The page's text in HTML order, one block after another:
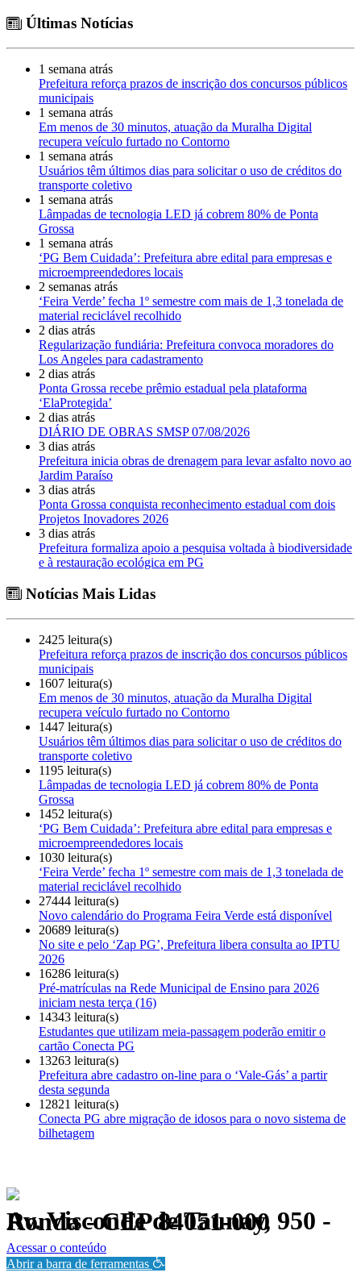
Últimas Notícias
1 semana atrás
Prefeitura reforça prazos de inscrição dos concursos públicos
municipais
1 semana atrás
Em menos de 30 minutos, atuação da Muralha Digital
recupera veículo furtado no Contorno
1 semana atrás
Usuários têm últimos dias para solicitar o uso de créditos do
transporte coletivo
1 semana atrás
Lâmpadas de tecnologia LED já cobrem 80% de Ponta
Grossa
1 semana atrás
‘PG Bem Cuidada’: Prefeitura abre edital para empresas e
microempreendedores locais
2 semanas atrás
‘Feira Verde’ fecha 1º semestre com mais de 1,3 tonelada de
material reciclável recolhido
2 dias atrás
Regularização fundiária: Prefeitura convoca moradores do
Los Angeles para cadastramento
2 dias atrás
Ponta Grossa recebe prêmio estadual pela plataforma
‘ElaProtegida’
2 dias atrás
DIÁRIO DE OBRAS SMSP 07/08/2026
3 dias atrás
Prefeitura inicia obras de drenagem para levar asfalto novo ao
Jardim Paraíso
3 dias atrás
Ponta Grossa conquista reconhecimento estadual com dois
Projetos Inovadores 2026
3 dias atrás
Prefeitura formaliza apoio a pesquisa voltada à biodiversidade
e à restauração ecológica em PG
Notícias Mais Lidas
2425 leitura(s)
Prefeitura reforça prazos de inscrição dos concursos públicos
municipais
1607 leitura(s)
Em menos de 30 minutos, atuação da Muralha Digital
recupera veículo furtado no Contorno
1447 leitura(s)
Usuários têm últimos dias para solicitar o uso de créditos do
transporte coletivo
1195 leitura(s)
Lâmpadas de tecnologia LED já cobrem 80% de Ponta
Grossa
1452 leitura(s)
‘PG Bem Cuidada’: Prefeitura abre edital para empresas e
microempreendedores locais
1030 leitura(s)
‘Feira Verde’ fecha 1º semestre com mais de 1,3 tonelada de
material reciclável recolhido
27444 leitura(s)
Novo calendário do Programa Feira Verde está disponível
20689 leitura(s)
No site e pelo ‘Zap PG’, Prefeitura libera consulta ao IPTU
2026
16286 leitura(s)
Pré-matrículas na Rede Municipal de Ensino para 2026
iniciam nesta terça (16)
14343 leitura(s)
Estudantes que utilizam meia-passagem poderão emitir o
cartão Conecta PG
13263 leitura(s)
Prefeitura abre cadastro on-line para o ‘Vale-Gás’ a partir
desta segunda
12821 leitura(s)
Conecta PG abre migração de idosos para o novo sistema de
bilhetagem
Av. Visconde de Taunay, 950 - Ronda - CEP 84051-000
Política de Privacidade.
Acessar o conteúdo
Abrir a barra de ferramentas